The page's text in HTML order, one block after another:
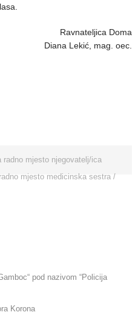
Ravnateljica Doma
Diana Lekić, mag. oec.
mjesto njegovatelj/ica
mjesto medicinska sestra /
pod nazivom “Policija
Korona